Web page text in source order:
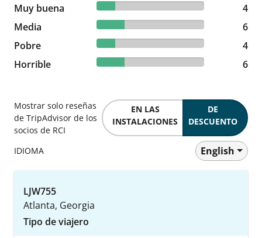
Muy buena
17.39% reviewed Muy buena
4 reviews
4
Media
26.09% reviewed Media
6 reviews
6
Pobre
17.39% reviewed Pobre
4 reviews
4
Horrible
26.09% reviewed Horrible
6 reviews 6
Mostrar solo reseñas
de TripAdvisor de los
socios de RCI
EN LAS
INSTALACIONES
DE
DESCUENTO
IDIOMA English
LJW755
Atlanta, Georgia
Tipo de viajero